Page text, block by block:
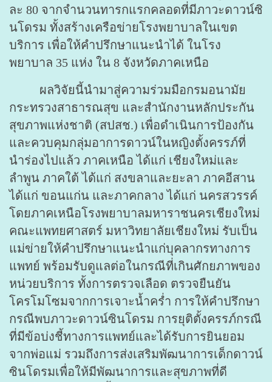
ละ 80 จากจำนวนทารกแรกคลอดที่มีภาวะดาวน์ซิ
นโดรม ทั้งสร้างเครือข่ายโรงพยาบาลในเขต
บริการ เพื่อให้คำปรึกษาแนะนำได้ ในโรง
พยาบาล 35 แห่ง ใน 8 จังหวัดภาคเหนือ
ผลวิจัยนี้นำมาสู่ความร่วมมือกรมอนามัย
กระทรวงสาธารณสุข และสำนักงานหลักประกัน
สุขภาพแห่งชาติ (สปสช.) เพื่อดำเนินการป้องกัน
และควบคุมกลุ่มอาการดาวน์ในหญิงตั้งครรภ์ที่
นำร่องไปแล้ว ภาคเหนือ ได้แก่ เชียงใหม่และ
ลำพูน ภาคใต้ ได้แก่ สงขลาและยะลา ภาคอีสาน
ได้แก่ ขอนแก่น และภาคกลาง ได้แก่ นครสวรรค์
โดยภาคเหนือโรงพยาบาลมหาราชนครเชียงใหม่
คณะแพทยศาสตร์ มหาวิทยาลัยเชียงใหม่ รับเป็น
แม่ข่ายให้คำปรึกษาแนะนำแก่บุคลากรทางการ
แพทย์ พร้อมรับดูแลต่อในกรณีที่เกินศักยภาพของ
หน่วยบริการ ทั้งการตรวจเลือด ตรวจยืนยัน
โครโมโซมจากการเจาะน้ำคร่ำ การให้คำปรึกษา
กรณีพบภาวะดาวน์ซินโดรม การยุติตั้งครรภ์กรณี
ที่มีข้อบ่งชี้ทางการแพทย์และได้รับการยินยอม
จากพ่อแม่ รวมถึงการส่งเสริมพัฒนาการเด็กดาวน์
ซินโดรมเพื่อให้มีพัฒนาการและสุขภาพที่ดี